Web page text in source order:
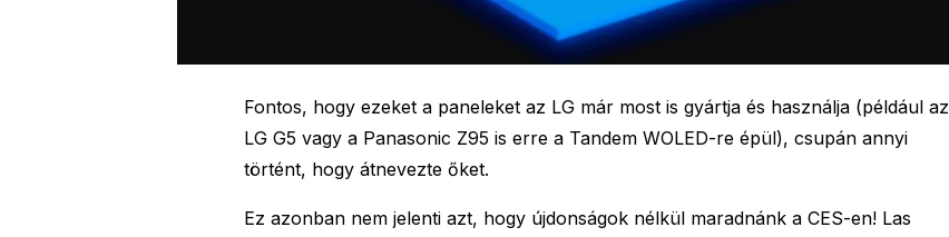
Fontos, hogy ezeket a paneleket az LG már most is gyártja és használja (például az
LG G5 vagy a Panasonic Z95 is erre a Tandem WOLED-re épül), csupán annyi
történt, hogy átnevezte őket.
Ez azonban nem jelenti azt, hogy újdonságok nélkül maradnánk a CES-en! Las